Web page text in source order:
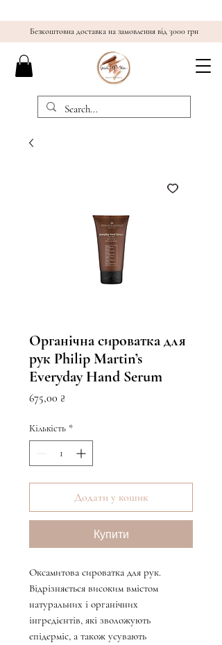
Безкоштовна доставка на замовлення від 3000 грн
Органічна сироватка для
рук Philip Martin’s
Everyday Hand Serum
675,00 ₴
Кількість *
Додати у кошик
Купити
Оксамитова сироватка для рук.
Відрізняється високим вмістом
натуральних і органічних
інгредієнтів, які зволожують
епідерміс, а також усувають